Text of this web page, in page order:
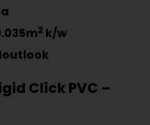
2 k/w
Click PVC –